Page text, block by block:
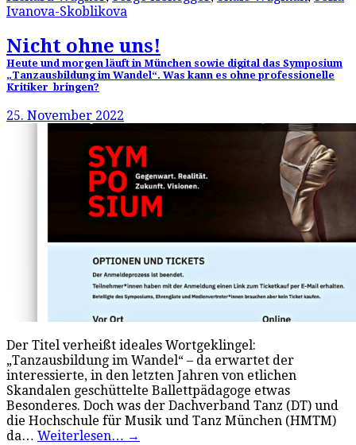
Ivanova-Skoblikova
Nicht ohne uns!
Heute und morgen läuft in München sowie digital das Symposium
„Tanzausbildung im Wandel“. Was kann es ohne professionelle
Kritiker bringen?
25. November 2022
Der Titel verheißt ideales Wortgeklingel:
„Tanzausbildung im Wandel“ – da erwartet der
interessierte, in den letzten Jahren von etlichen
Skandalen geschüttelte Ballettpädagoge etwas
Besonderes. Doch was der Dachverband Tanz (DT) und
die Hochschule für Musik und Tanz München (HMTM)
da… Weiterlesen… →